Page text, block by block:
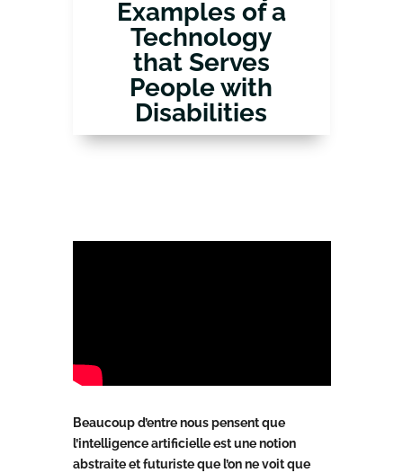
Examples of a
Technology
that Serves
People with
Disabilities
Beaucoup d’entre nous pensent que
l’intelligence artificielle est une notion
abstraite et futuriste que l’on ne voit que